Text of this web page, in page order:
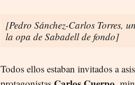
[Pedro Sánchez-Carlos Torres,
la opa de Sabadell de fondo]
Todos ellos estaban invitados a